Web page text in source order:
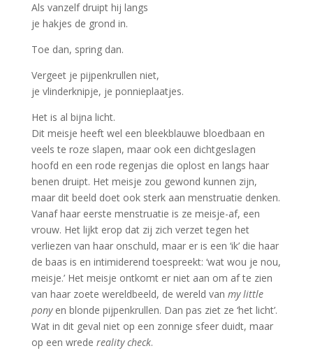
Als vanzelf druipt hij langs
je hakjes de grond in.
Toe dan, spring dan.
Vergeet je pijpenkrullen niet,
je vlinderknipje, je ponnieplaatjes.
Het is al bijna licht.
Dit meisje heeft wel een bleekblauwe bloedbaan en
veels te roze slapen, maar ook een dichtgeslagen
hoofd en een rode regenjas die oplost en langs haar
benen druipt. Het meisje zou gewond kunnen zijn,
maar dit beeld doet ook sterk aan menstruatie denken.
Vanaf haar eerste menstruatie is ze meisje-af, een
vrouw. Het lijkt erop dat zij zich verzet tegen het
verliezen van haar onschuld, maar er is een ‘ik’ die haar
de baas is en intimiderend toespreekt: ‘wat wou je nou,
meisje.’ Het meisje ontkomt er niet aan om af te zien
van haar zoete wereldbeeld, de wereld van my little
ponyen blonde pijpenkrullen. Dan pas ziet ze ‘het licht’.
Wat in dit geval niet op een zonnige sfeer duidt, maar
op een wrede reality check.